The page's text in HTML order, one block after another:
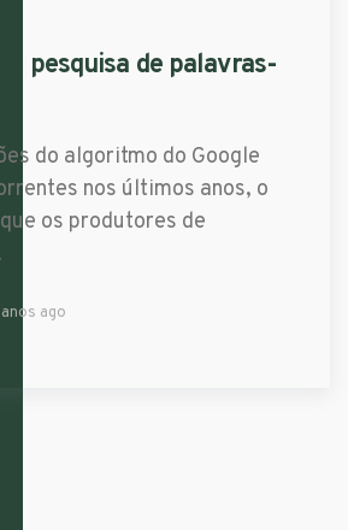
a pesquisa de palavras-
do algoritmo do Google
nos últimos anos, o
os produtores de
ago